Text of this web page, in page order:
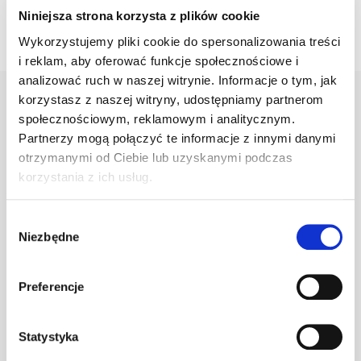
Niniejsza strona korzysta z plików cookie
Wykorzystujemy pliki cookie do spersonalizowania treści
i reklam, aby oferować funkcje społecznościowe i
analizować ruch w naszej witrynie. Informacje o tym, jak
korzystasz z naszej witryny, udostępniamy partnerom
społecznościowym, reklamowym i analitycznym.
Partnerzy mogą połączyć te informacje z innymi danymi
otrzymanymi od Ciebie lub uzyskanymi podczas
korzystania z ich usług.
zgody
Niezbędne
Preferencje
Statystyka
Warianty Opis Specyfikacja